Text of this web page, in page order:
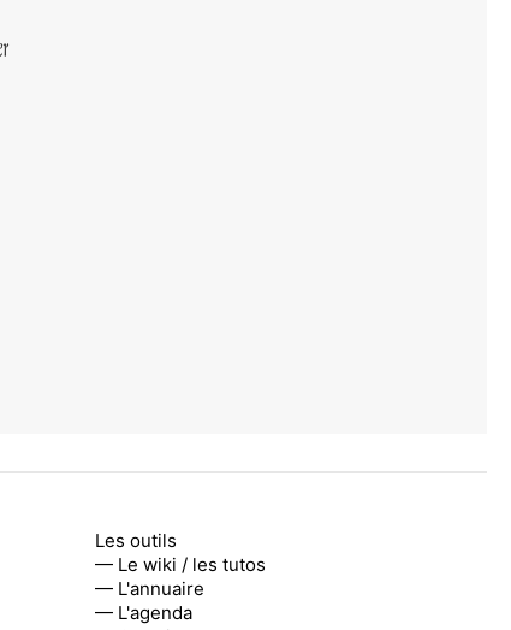
Les outils
— Le wiki / les tutos
— L'annuaire
— L'agenda